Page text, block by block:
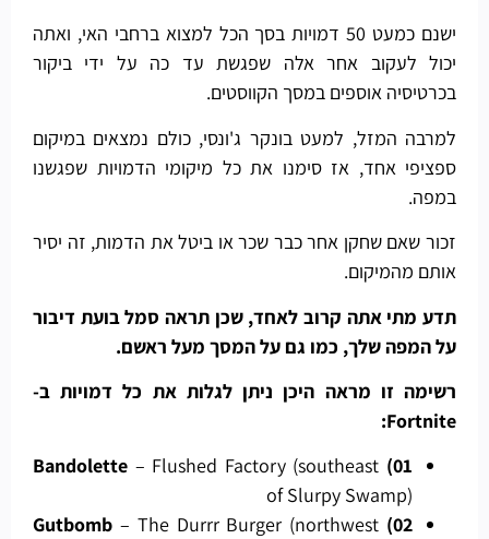
ישנם כמעט 50 דמויות בסך הכל למצוא ברחבי האי, ואתה
יכול לעקוב אחר אלה שפגשת עד כה על ידי ביקור
בכרטיסיה אוספים במסך הקווסטים.
למרבה המזל, למעט בונקר ג'ונסי, כולם נמצאים במיקום
ספציפי אחד, אז סימנו את כל מיקומי הדמויות שפגשנו
במפה.
זכור שאם שחקן אחר כבר שכר או ביטל את הדמות, זה יסיר
אותם מהמיקום.
תדע מתי אתה קרוב לאחד, שכן תראה סמל בועת דיבור
על המפה שלך, כמו גם על המסך מעל ראשם.
רשימה זו מראה היכן ניתן לגלות את כל דמויות ב-
Fortnite:
01) Bandolette
– Flushed Factory (southeast
of Slurpy Swamp)
02) Gutbomb
– The Durrr Burger (northwest